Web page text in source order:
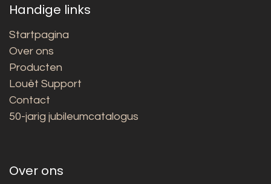
Handige links
Startpagina
Over ons
Producten
Louët Support
Contact
50-jarig jubileumcatalogus
Over ons